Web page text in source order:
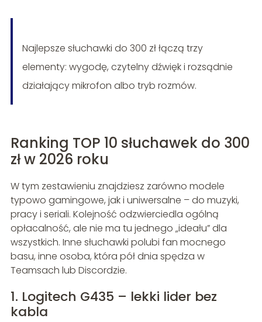
Najlepsze słuchawki do 300 zł łączą trzy
elementy: wygodę, czytelny dźwięk i rozsądnie
działający mikrofon albo tryb rozmów.
Ranking TOP 10 słuchawek do 300
zł w 2026 roku
W tym zestawieniu znajdziesz zarówno modele
typowo gamingowe, jak i uniwersalne – do muzyki,
pracy i seriali. Kolejność odzwierciedla ogólną
opłacalność, ale nie ma tu jednego „ideału” dla
wszystkich. Inne słuchawki polubi fan mocnego
basu, inne osoba, która pół dnia spędza w
Teamsach lub Discordzie.
1. Logitech G435 – lekki lider bez
kabla